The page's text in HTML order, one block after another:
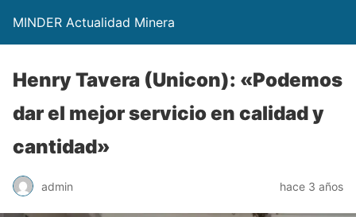
MINDER Actualidad Minera
Henry Tavera (Unicon): «Podemos
dar el mejor servicio en calidad y
cantidad»
admin hace 3 años